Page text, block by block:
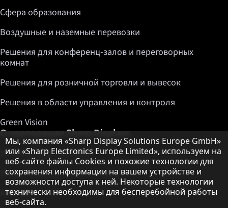
Сфера образования
Воздушные и наземные перевозки
Решения для конференц-залов и переговорных
комнат
Решения для розничной торговли и вывесок
Решения в области управления и контроля
Green Vision
О корпорации Sharp Displays
Sharp Display Solutions
Sharp Global Customer Program
Контакты
Примечание о защите данных
Мы, компания «Sharp Display Solutions Europe GmbH»
или «Sharp Electronics Europe Limited», используем на
веб-сайте файлы Cookies и похожие технологии для
сохранения информации на вашем устройстве и
возможности доступа к ней. Некоторые технологии
технически необходимы для бесперебойной работы
веб-сайта.